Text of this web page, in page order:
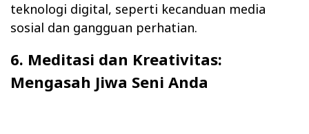
teknologi digital, seperti kecanduan media
sosial dan gangguan perhatian.
6. Meditasi dan Kreativitas:
Mengasah Jiwa Seni Anda